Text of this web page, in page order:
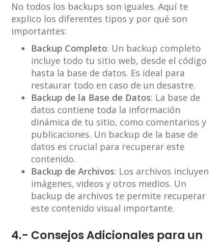
No todos los backups son iguales. Aquí te
explico los diferentes tipos y por qué son
importantes:
Backup Completo: Un backup completo
incluye todo tu sitio web, desde el código
hasta la base de datos. Es ideal para
restaurar todo en caso de un desastre.
Backup de la Base de Datos: La base de
datos contiene toda la información
dinámica de tu sitio, como comentarios y
publicaciones. Un backup de la base de
datos es crucial para recuperar este
contenido.
Backup de Archivos: Los archivos incluyen
imágenes, videos y otros medios. Un
backup de archivos te permite recuperar
este contenido visual importante.
4.- Consejos Adicionales para un